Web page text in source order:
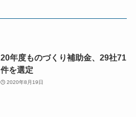
20年度ものづくり補助金、29社71
件を選定
2020年8月19日